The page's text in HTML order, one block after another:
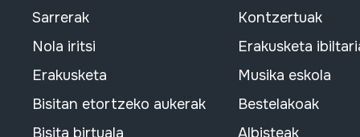
Sarrerak
Nola iritsi
Erakusketa
Bisitan etortzeko aukerak
Bisita birtuala
Kontzertuak
Erakusketa
Musika eskola
Bestelakoak
Albisteak